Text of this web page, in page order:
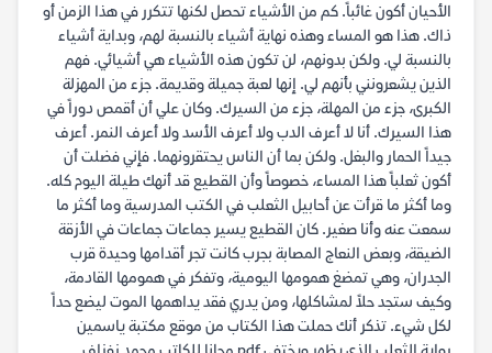
الأحيان أكون غائباً. كم من الأشياء تحصل لكنها تتكرر في هذا الزمن أو
ذاك. هذا هو المساء وهذه نهاية أشياء بالنسبة لهم، وبداية أشياء
بالنسبة لي. ولكن بدونهم، لن تكون هذه الأشياء هي أشيائي. فهم
الذين يشعرونني بأنهم لي. إنها لعبة جميلة وقديمة. جزء من المهزلة
الكبرى، جزء من المهلة، جزء من السيرك. وكان علي أن أقمص دوراً في
هذا السيرك. أنا لا أعرف الدب ولا أعرف الأسد ولا أعرف النمر. أعرف
جيداً الحمار والبغل. ولكن بما أن الناس يحتقرونهما. فإني فضلت أن
أكون ثعلباً هذا المساء، خصوصاً وأن القطيع قد أنهك طيلة اليوم كله.
وما أكثر ما قرأت عن أحابيل الثعلب في الكتب المدرسية وما أكثر ما
سمعت عنه وأنا صغير. كان القطيع يسير جماعات جماعات في الأزقة
الضيقة، وبعض النعاج المصابة بجرب كانت تجر أقدامها وحيدة قرب
الجدران، وهي تمضغ همومها اليومية، وتفكر في همومها القادمة،
وكيف ستجد حلاً لمشاكلها، ومن يدري فقد يداهمها الموت ليضع حداً
لكل شيء. تذكر أنك حملت هذا الكتاب من موقع مكتبة ياسمين